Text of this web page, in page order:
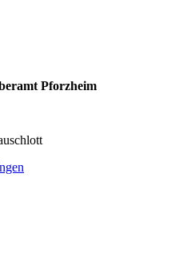
Pforzheim